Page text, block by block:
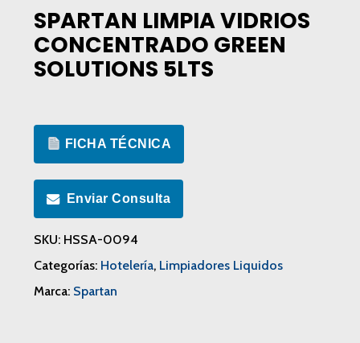
SPARTAN LIMPIA VIDRIOS
CONCENTRADO GREEN
SOLUTIONS 5LTS
FICHA TÉCNICA
Enviar Consulta
SKU: HSSA-0094
Categorías: Hotelería, Limpiadores Liquidos
Marca: Spartan